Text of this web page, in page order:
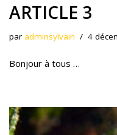
ARTICLE 3
par adminsylvain 4
Bonjour à tous …